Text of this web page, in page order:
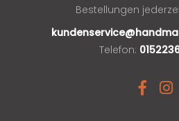
Bestellungen
Telefon: